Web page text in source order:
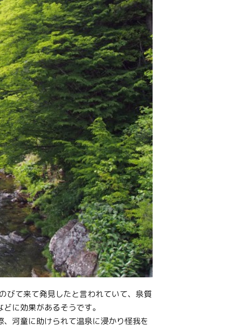
びて来て発見したと言われていて、泉質
に効果があるそうです。
河童に助けられて温泉に浸かり怪我を